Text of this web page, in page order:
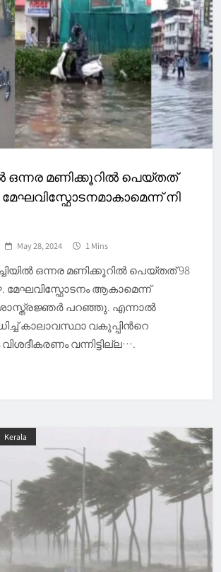
ഒന്നര മണിക്കൂറിൽ പെയ്തത്
മേഘവിസ്ഫോടനമാകാമെന്ന് നി​
May 28, 2024 1 Mins
ഒന്നര മണിക്കൂറിൽ പെയ്തത് 98
മഴ. മേഘവിസ്ഫോടനം ആകാമെന്ന്
ശാസ്ത്രജ്ഞർ പറഞ്ഞു. എന്നാൽ
കാലാവസ്ഥാ വകുപ്പിന്‍റെ
വന്നിട്ടില്ല….
Kerala